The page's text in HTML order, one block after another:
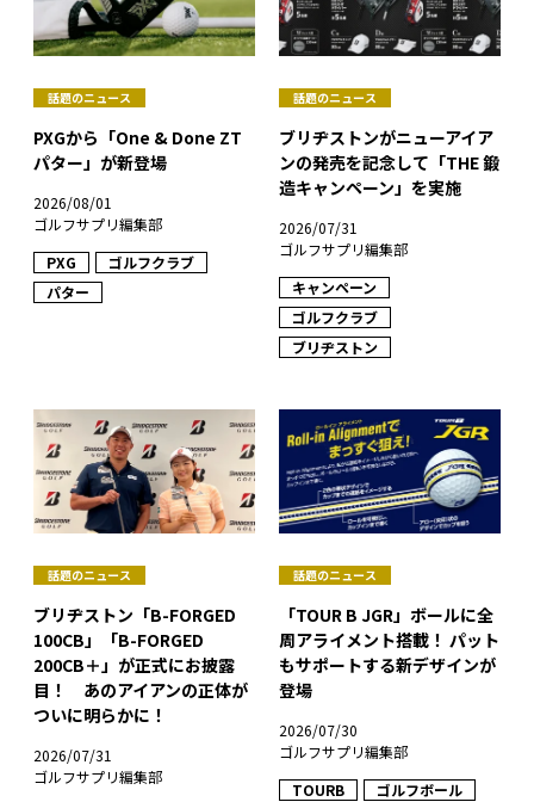
話題のニュース
PXGから「One & Done ZT
パター」が新登場
2026/08/01
ゴルフサプリ編集部
PXG
ゴルフクラブ
パター
話題のニュース
ブリヂストンがニューアイア
ンの発売を記念して「THE 鍛
造キャンペーン」を実施
2026/07/31
ゴルフサプリ編集部
キャンペーン
ゴルフクラブ
ブリヂストン
話題のニュース
ブリヂストン「B-FORGED
100CB」「B-FORGED
200CB＋」が正式にお披露
目！ あのアイアンの正体が
ついに明らかに！
2026/07/31
ゴルフサプリ編集部
話題のニュース
「TOUR B JGR」ボールに全
周アライメント搭載！ パット
もサポートする新デザインが
登場
2026/07/30
ゴルフサプリ編集部
TOURB
ゴルフボール